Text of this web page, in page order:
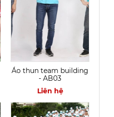
Áo thun team building
- AB03
Liên hệ